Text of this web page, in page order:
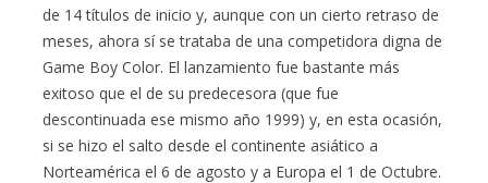
de 14 títulos de inicio y, aunque con un cierto retraso de
meses, ahora sí se trataba de una competidora digna de
Game Boy Color. El lanzamiento fue bastante más
exitoso que el de su predecesora (que fue
descontinuada ese mismo año 1999) y, en esta ocasión,
si se hizo el salto desde el continente asiático a
Norteamérica el 6 de agosto y a Europa el 1 de Octubre.